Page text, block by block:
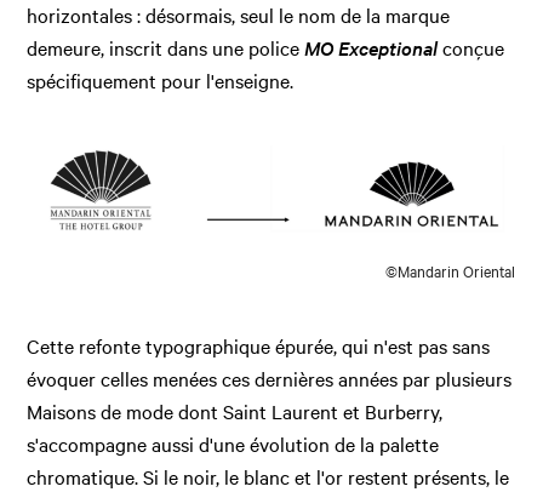
horizontales : désormais, seul le nom de la marque
demeure, inscrit dans une policeMO Exceptionalconçue
spécifiquement pour l'enseigne.
©Mandarin Oriental
Cette refonte typographique épurée, qui n'est pas sans
évoquer celles menées ces dernières années par plusieurs
Maisons de mode dont Saint Laurent et Burberry,
s'accompagne aussi d'une évolution de la palette
chromatique. Si le noir, le blanc et l'or restent présents, le